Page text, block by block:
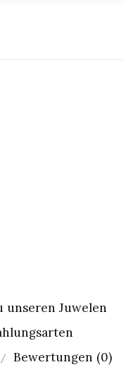
unseren Juwelen
Bewertungen (0)